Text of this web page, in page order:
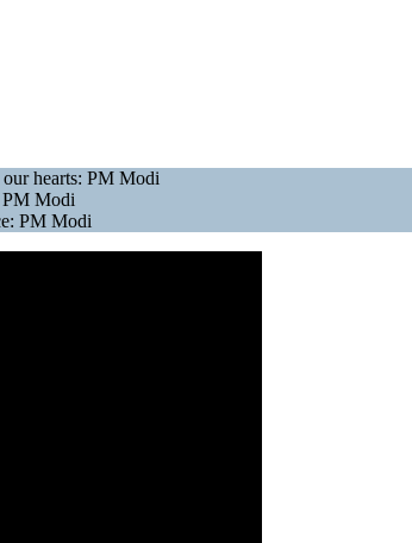
hearts: PM Modi
PM Modi
PM Modi